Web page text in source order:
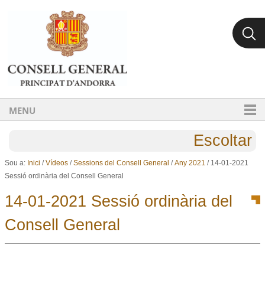
Ves al contingut.
Salta a la navegació
MENU
Escoltar
Sou a: Inici /Vídeos /Sessions del Consell General /Any 2021 / 14-01-2021
Sessió ordinària del Consell General
14-01-2021 Sessió ordinària del
Consell General